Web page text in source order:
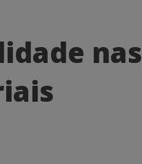
nas